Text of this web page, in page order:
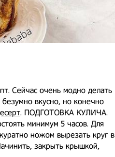
Сейчас очень модно делать
вкусно, но конечно
. ПОДГОТОВКА КУЛИЧА.
минимум 5 часов. Для
ножом вырезать круг в
закрыть крышкой,